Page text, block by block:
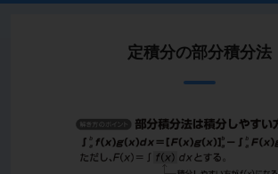
定積分の部分積分法